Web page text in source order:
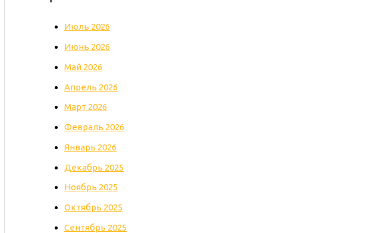
Июль 2026
Июнь 2026
Май 2026
Апрель 2026
Март 2026
Февраль 2026
Январь 2026
Декабрь 2025
Ноябрь 2025
Октябрь 2025
Сентябрь 2025